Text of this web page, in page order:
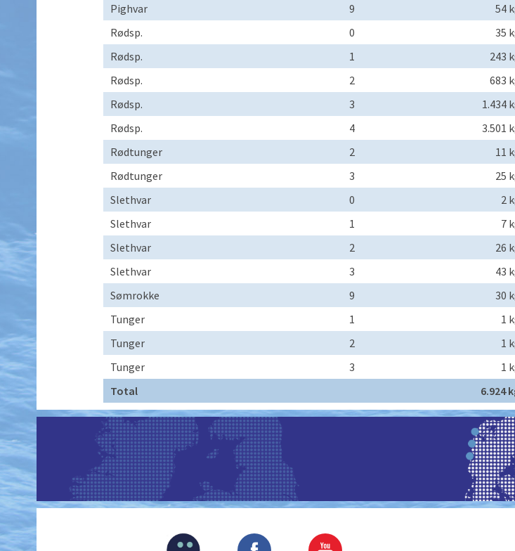
Pighvar
9 54
Rødsp.
0 35
Rødsp.
1 243
Rødsp.
2 683
Rødsp.
3 1.434
Rødsp.
4 3.501
Rødtunger
2 11
Rødtunger
3 25
Slethvar
0 2
Slethvar
1 7
Slethvar
2 26
Slethvar
3 43
Sømrokke
9 30
Tunger
1 1
Tunger
2 1
Tunger
3 1
Total
6.924